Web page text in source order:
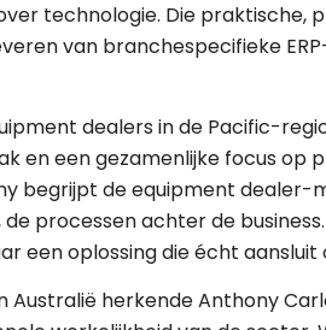
technologie. Die praktische,
van branchespecifieke
dealers in de Pacific-
en een gezamenlijke focus op
begrijpt de equipment
processen achter de
een oplossing die écht aansluit
herkende Anthony